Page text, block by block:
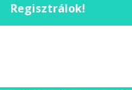
Regisztrálok!